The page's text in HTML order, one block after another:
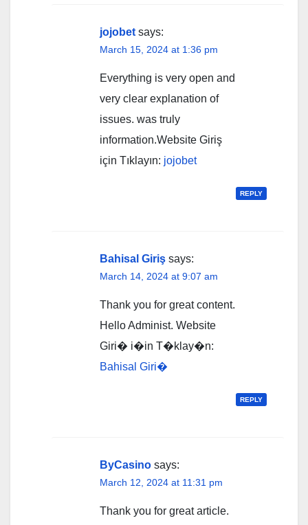
jojobet says:
March 15, 2024 at 1:36 pm
Everything is very open and
very clear explanation of
issues. was truly
information.Website Giriş
için Tıklayın: jojobet
REPLY
Bahisal Giriş says:
March 14, 2024 at 9:07 am
Thank you for great content.
Hello Administ. Website
Giri� i�in T�klay�n:
Bahisal Giri�
REPLY
ByCasino says:
March 12, 2024 at 11:31 pm
Thank you for great article.